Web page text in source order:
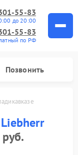
55-83
до 20:00
55-83
по РФ
Позвонить
Liebherr